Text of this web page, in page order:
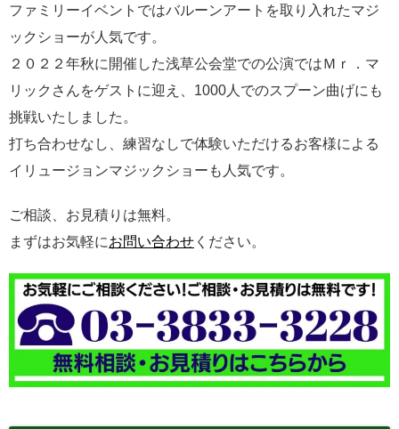
ファミリーイベントではバルーンアートを取り入れたマジ
ックショーが人気です。
２０２２年秋に開催した浅草公会堂での公演ではＭｒ．マ
リックさんをゲストに迎え、1000人でのスプーン曲げにも
挑戦いたしました。
打ち合わせなし、練習なしで体験いただけるお客様による
イリュージョンマジックショーも人気です。
ご相談、お見積りは無料。
まずはお気軽にお問い合わせ ください。